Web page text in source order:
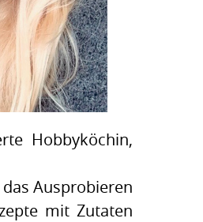
Hobbyköchin,
Ausprobieren
mit Zutaten